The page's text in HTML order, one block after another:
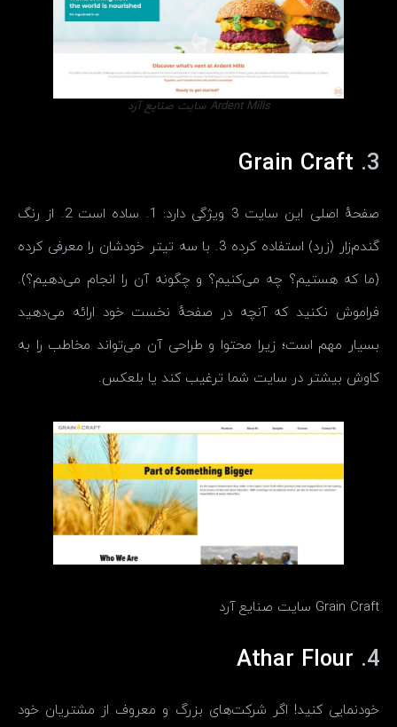
Ardent Mills سایت صنایع آرد
3.
Grain Craft
صفحهٔ اصلی این سایت 3 ویژگی دارد: 1. ساده است 2. از رنگ
گندم‌زار (زرد) استفاده کرده 3. با سه تیتر خودشان را معرفی کرده
(ما که هستیم؟ چه می‌کنیم؟ و چگونه آن را انجام می‌دهیم؟).
فراموش نکنید که آنچه در صفحهٔ نخست خود ارائه می‌دهید
بسیار مهم است؛ زیرا محتوا و طراحی آن می‌تواند مخاطب را به
کاوش بیشتر در سایت شما ترغیب کند یا بلعکس.
Grain Craft سایت صنایع آرد
4.
Athar Flour
خودنمایی کنید! اگر شرکت‌های بزرگ و معروف از مشتریان خود